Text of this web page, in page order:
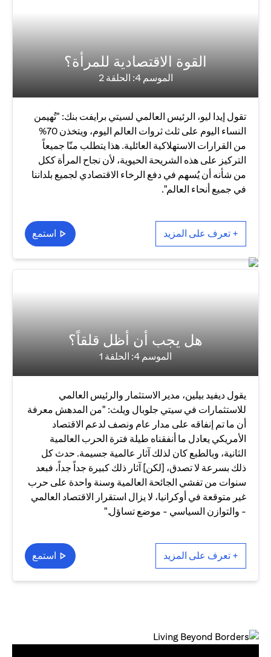
القوة الاقتصادية للمرأة؟
الموسم 4: الحلقة 2
تقول إيدا ليو، الرئيس العالمي لسيتي برايفت بنك: "تُهيمن
النساء اليوم على ثلث ثروات العالم اليوم، ويتخذن 70%
من القرارات الاستهلاكية العائلية. هذا يتطلب منّا جميعاً
التركيز على هذه الشريحة الحيوية، لأن نجاح المرأة ككل
من شأنه أن يُسهم في دفع الرخاء الاقتصادي لجميع بلداننا
في جميع أنحاء العالم".
+ تعرف على المزيد استمع
هل يجب أن أظل قلقاً؟
الموسم 4: الحلقة 1
يقول ديفيد بيلين، مدير الاستثمار والرئيس العالمي
للاستثمارات في سيتي جلوبال ويلث: "من المدهش معرفة
أن ما تم إنفاقه على مدار عام ونصف لدعم الاقتصاد
الأمريكي يعادل ما أنفقناه طيلة فترة الحرب العالمية
الثانية، وبالطبع كان لذلك آثار عالمية جسيمة. حدث كل
ذلك بسرعة لا تصدق، [لكن] آثار ذلك كبيرة جداً جداً، فبعد
سنوات من تفشي الجائحة العالمية وسنة واحدة على حرب
غير متوقعة في أوكرانيا، لا يزال استقرار الاقتصاد العالمي
- والتوازن السياسي - موضع تساؤل."
+ تعرف على المزيد استمع